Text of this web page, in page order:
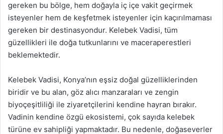
gereken bu bölge, hem doğayla iç içe vakit geçirmek
isteyenler hem de keşfetmek isteyenler için kaçırılmaması
gereken bir destinasyondur. Kelebek Vadisi, tüm
güzellikleri ile doğa tutkunlarını ve maceraperestleri
beklemektedir.
Kelebek Vadisi, Konya’nın eşsiz doğal güzelliklerinden
biridir ve bu alan, göz alıcı manzaraları ve zengin
biyoçeşitliliği ile ziyaretçilerini kendine hayran bırakır.
Vadinin kendine özgü ekosistemi, çok sayıda kelebek
türüne ev sahipliği yapmaktadır. Bu nedenle, doğaseverler